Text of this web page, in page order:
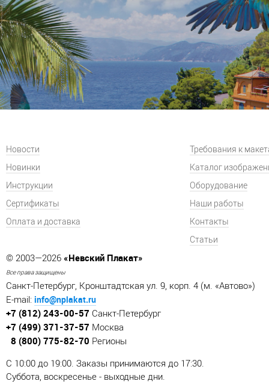
Новости
Новинки
Инструкции
Сертификаты
Оплата и доставка
Требования к
Каталог
Оборудование
Наши работы
Контакты
Статьи
© 2003—2026 «Невский Плакат»
Все права защищены
Санкт-Петербург, Кронштадтская ул. 9, корп. 4 (м. «Автово»)
E-mail: info@nplakat.ru
+7 (812) 243-00-57 Санкт-Петербург
+7 (499) 371-37-57 Москва
8 (800) 775-82-70 Регионы
C 10:00 до 19:00. Заказы принимаются до 17:30.
Суббота, воскресенье - выходные дни.